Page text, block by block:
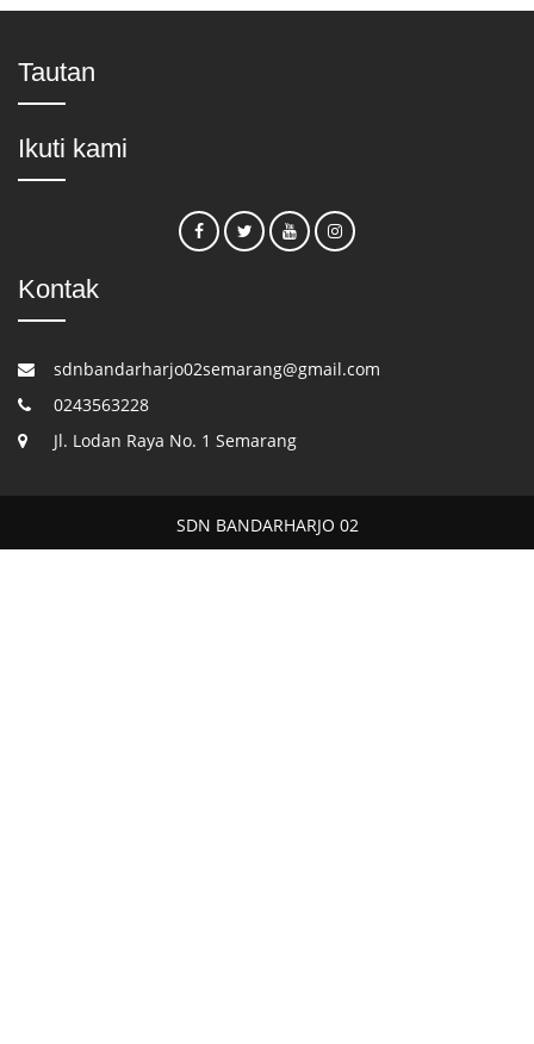
Tautan
Ikuti kami
Kontak
sdnbandarharjo02semarang@gmail.com
0243563228
Jl. Lodan Raya No. 1 Semarang
SDN BANDARHARJO 02